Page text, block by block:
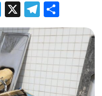
Twitter
X